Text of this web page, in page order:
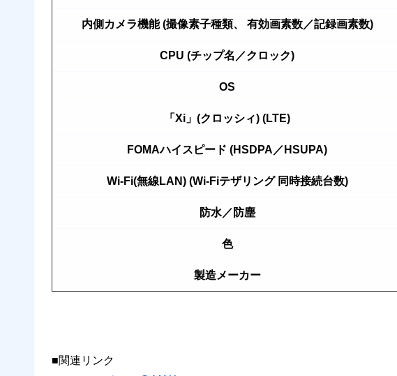
内側カメラ機能 (撮像素子種類、 有効画素数／記録画素数)
CPU (チップ名／クロック)
OS
「Xi」(クロッシィ) (LTE)
FOMAハイスピード (HSDPA／HSUPA)
Wi-Fi(無線LAN) (Wi-Fiテザリング 同時接続台数)
防水／防塵
色
製造メーカー
■関連リンク